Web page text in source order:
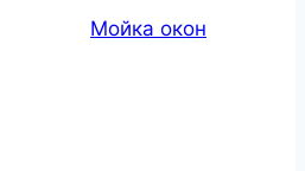
Мойка окон